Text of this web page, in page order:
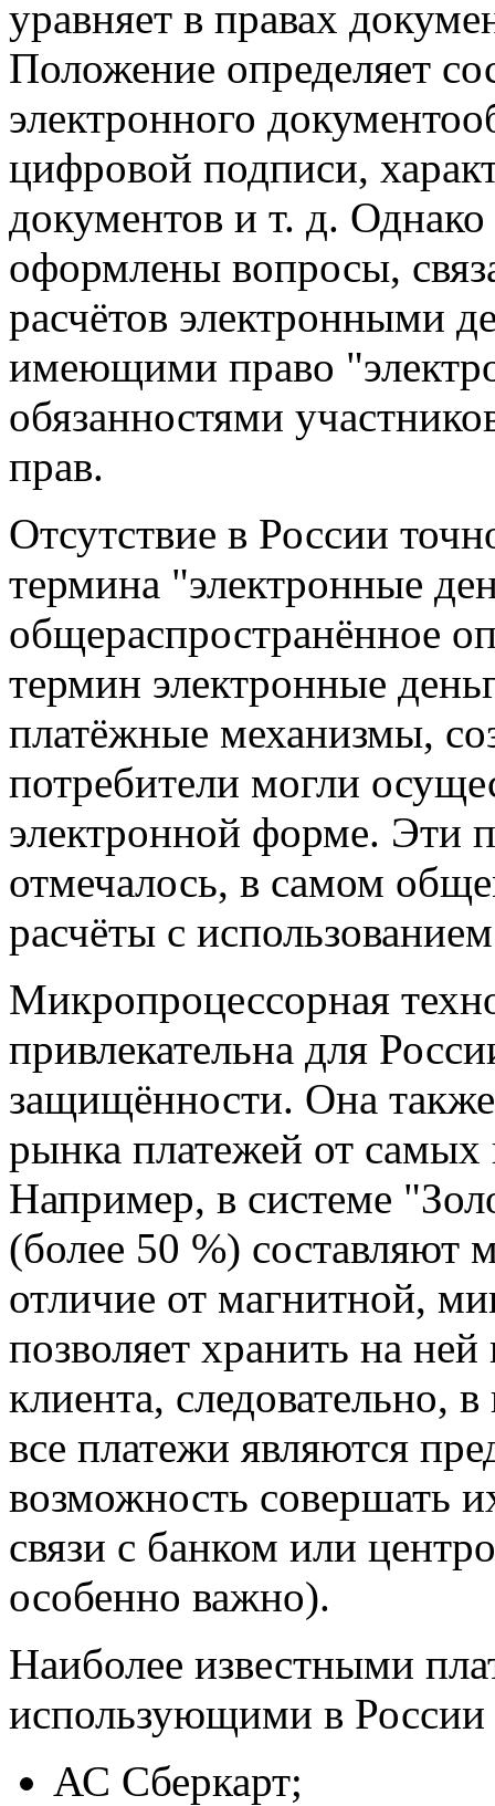
уравняет в правах
Положение определяет
электронного
цифровой подписи,
документов и т. д. Однако
оформлены вопросы,
расчётов электронными
имеющими право
обязанностями
прав.
Отсутствие в России
термина "электронные
общераспространённое
термин электронные
платёжные механизмы,
потребители могли
электронной форме. Эти
отмечалось, в самом
расчёты с
Микропроцессорная
привлекательна для
защищённости. Она также
рынка платежей от
Например, в системе
(более 50 %) составляют
отличие от магнитной,
позволяет хранить на
клиента, следовательно,
все платежи являются
возможность совершать
связи с банком или
особенно важно).
Наиболее известными
использующими в России
АС Сберкарт;